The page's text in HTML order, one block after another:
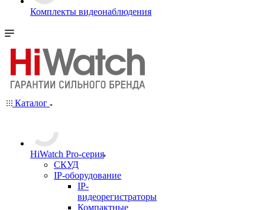
Комплекты видеонаблюдения
Каталог
HiWatch Pro-серия
CКУД
IP-оборудование
IP-
видеорегистраторы
Компактные